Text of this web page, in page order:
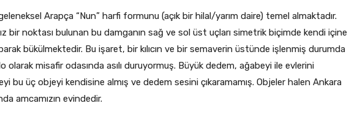
Arapça “Nun” harfi formunu (açık bir hilal/yarım daire) temel almaktadır.
bir noktası bulunan bu damganın sağ ve sol üst uçları simetrik biçimde kendi içine
bükülmektedir. Bu işaret, bir kılıcın ve bir semaverin üstünde işlenmiş durumda
olarak misafir odasında asılı duruyormuş. Büyük dedem, ağabeyi ile evlerini
bu üç objeyi kendisine almış ve dedem sesini çıkaramamış. Objeler halen Ankara
amcamızın evindedir.